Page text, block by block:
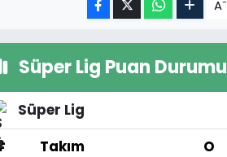
A
Süper Lig Puan Durumu
Süper Lig
Takım O